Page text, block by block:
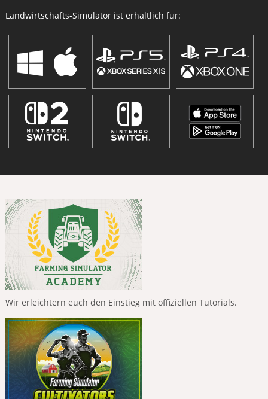
Landwirtschafts-Simulator ist erhältlich für:
Wir erleichtern euch den Einstieg mit offiziellen Tutorials.